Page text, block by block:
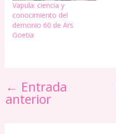
Vapula: ciencia y
conocimiento del
demonio 60 de Ars
Goetia
← Entrada
anterior